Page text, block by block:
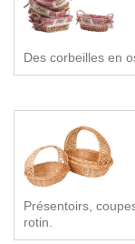
Des corbeilles en
Présentoirs,
rotin.